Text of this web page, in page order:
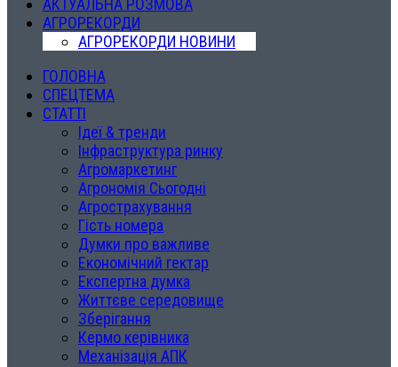
АКТУАЛЬНА РОЗМОВА
АГРОРЕКОРДИ
АГРОРЕКОРДИ НОВИНИ
ГОЛОВНА
СПЕЦТЕМА
СТАТТІ
Ідеї & тренди
Інфраструктура ринку
Агромаркетинг
Агрономія Сьогодні
Агрострахування
Гість номера
Думки про важливе
Економічний гектар
Експертна думка
Життєве середовище
Зберігання
Кермо керівника
Механізація АПК